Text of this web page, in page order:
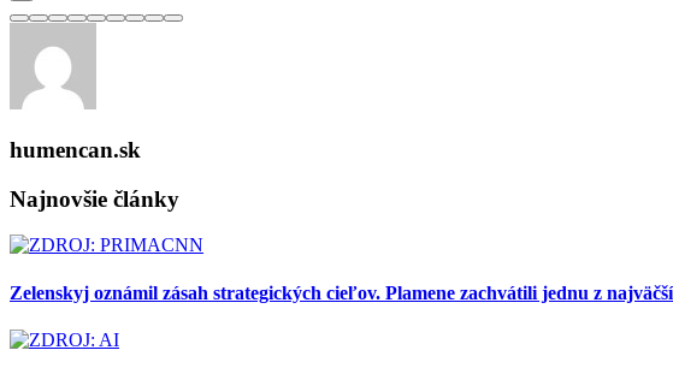
humencan.sk
Najnovšie články
Zelenskyj oznámil zásah strategických cieľov. Plamene zachvátili jednu z